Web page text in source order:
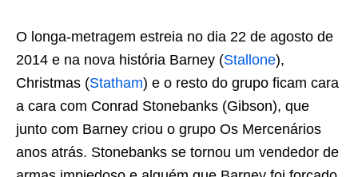
O longa-metragem estreia no dia 22 de agosto de
2014 e na nova história Barney (Stallone),
Christmas (Statham) e o resto do grupo ficam cara
a cara com Conrad Stonebanks (Gibson), que
junto com Barney criou o grupo Os Mercenários
anos atrás. Stonebanks se tornou um vendedor de